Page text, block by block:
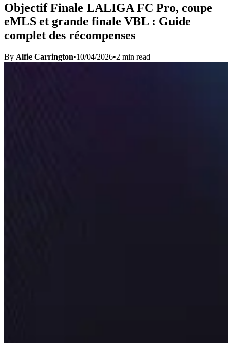
Objectif Finale LALIGA FC Pro, coupe
eMLS et grande finale VBL : Guide
complet des récompenses
By Alfie Carrington•10/04/2026•2 min read